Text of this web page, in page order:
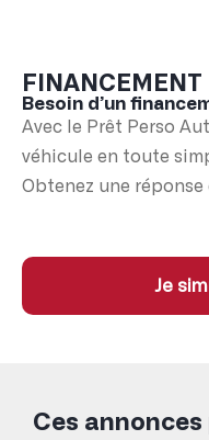
FINANCEMENT
Besoin d’un
Avec le Prêt Perso
véhicule en toute
Obtenez une
Je
Ces